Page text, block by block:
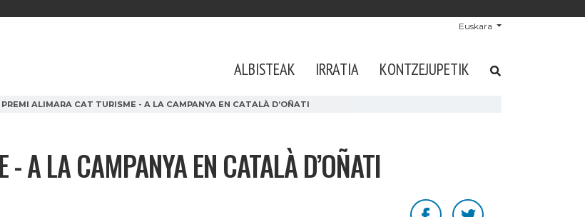
Euskara
ALBISTEAK IRRATIA KONTZEJUPETIK
PREMI ALIMARA CAT TURISME - A LA CAMPANYA EN CATALÀ D’OÑATI
A LA CAMPANYA EN CATALÀ D’OÑATI